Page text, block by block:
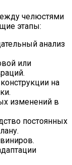
челюстями
этапы:
анализ
или
на
изменений в
постоянных